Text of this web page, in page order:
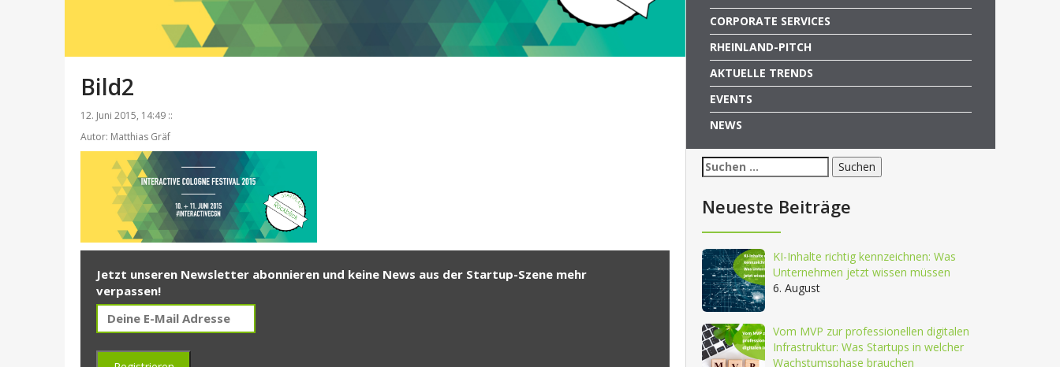
Bild2
12. Juni 2015, 14:49 ::
Autor: Matthias Gräf
Jetzt unseren Newsletter abonnieren und keine News aus der Startup-Szene mehr
verpassen!
CORPORATE SERVICES
RHEINLAND-PITCH
AKTUELLE TRENDS
EVENTS
NEWS
Suchen
nach:
Neueste Beiträge
KI-Inhalte richtig kennzeichnen: Was
Unternehmen jetzt wissen müssen
6. August
Vom MVP zur professionellen digitalen
Infrastruktur: Was Startups in welcher
Wachstumsphase brauchen